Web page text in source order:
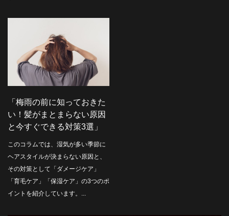
「梅雨の前に知っておきた
い！髪がまとまらない原因
と今すぐできる対策3選」
このコラムでは、湿気が多い季節に
ヘアスタイルが決まらない原因と、
その対策として「ダメージケア」
「育毛ケア」「保湿ケア」の3つのポ
イントを紹介しています。...